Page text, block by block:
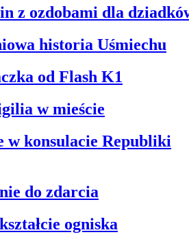
z ozdobami dla
historia Uśmiechu
od Flash K1
w mieście
w konsulacie Republiki
do zdarcia
ogniska